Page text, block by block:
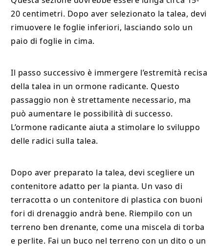
20 centimetri. Dopo aver selezionato la talea, devi
rimuovere le foglie inferiori, lasciando solo un
paio di foglie in cima.
Il passo successivo è immergere l’estremità recisa
della talea in un ormone radicante. Questo
passaggio non è strettamente necessario, ma
può aumentare le possibilità di successo.
L’ormone radicante aiuta a stimolare lo sviluppo
delle radici sulla talea.
Dopo aver preparato la talea, devi scegliere un
contenitore adatto per la pianta. Un vaso di
terracotta o un contenitore di plastica con buoni
fori di drenaggio andrà bene. Riempilo con un
terreno ben drenante, come una miscela di torba
e perlite. Fai un buco nel terreno con un dito o un